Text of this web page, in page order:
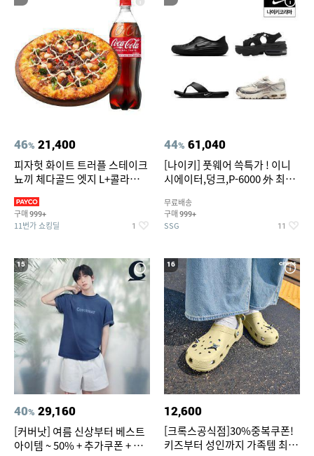
46% 21,400
피자헛 화이트 트러플 스테이크
뇨끼 체다골드 엣지 L+콜라
구매 999+
11번가 쇼킹딜 1
44% 61,040
[나이키] 풋웨어 쓱특가 ! 이니
시에이터,덩크,P-6000 外 최대
무료배송
구매 999+
SSG 11
15
40% 29,160
[커버낫] 여름 신상부터 베스트
아이템 ~ 50% + 추가쿠폰 + 카
16
12,600
[크록스공식점]30%중복쿠폰!
키즈부터 성인까지 가족템 최대